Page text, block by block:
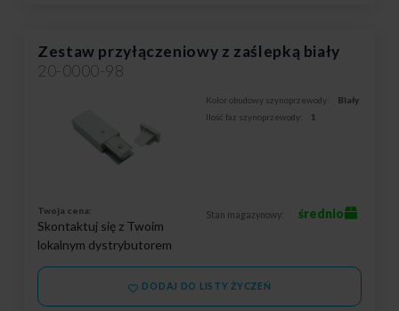
Zestaw przyłączeniowy z zaślepką biały
20-0000-98
Kolor obudowy szynoprzewody:
Biały
Ilość faz szynoprzewody:
1
Twoja cena:
Skontaktuj się z Twoim
lokalnym dystrybutorem
Stan magazynowy: średnio
DODAJ DO LISTY ŻYCZEŃ